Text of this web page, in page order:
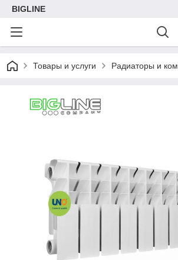
BIGLINE
Товары и услуги Радиаторы и